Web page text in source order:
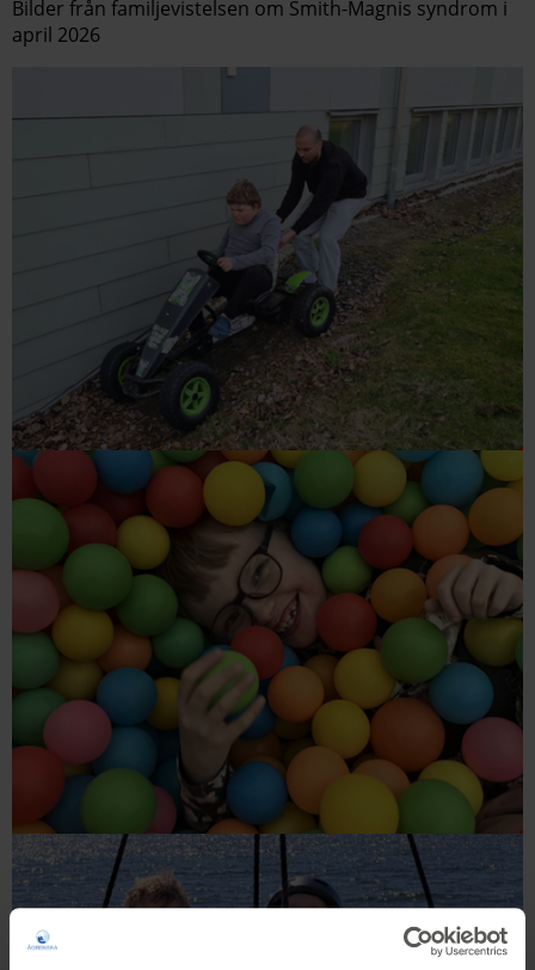
Bilder från familjevistelsen om Smith-Magnis syndrom i
april 2026